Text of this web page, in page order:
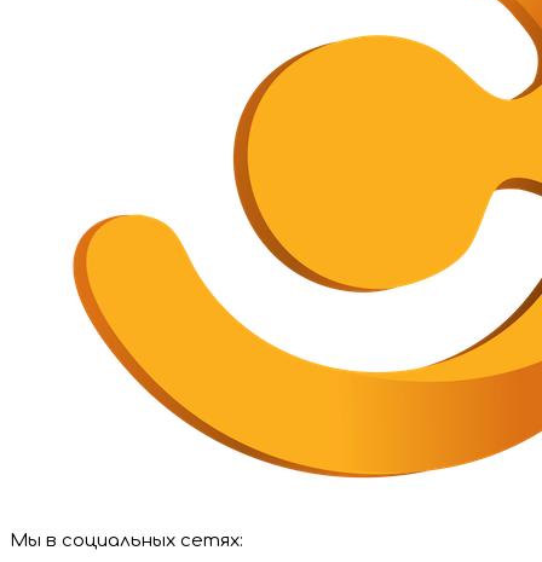
Мы в социальных сетях: